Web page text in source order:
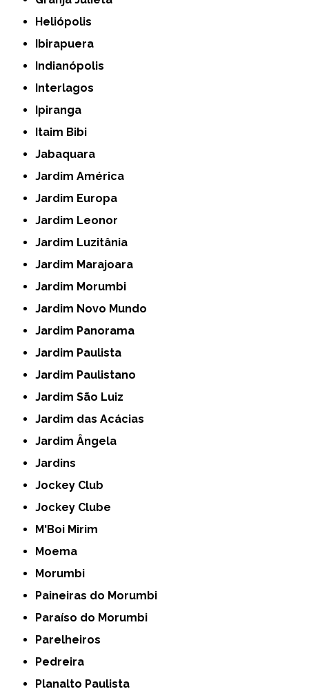
Heliópolis
Ibirapuera
Indianópolis
Interlagos
Ipiranga
Itaim Bibi
Jabaquara
Jardim América
Jardim Europa
Jardim Leonor
Jardim Luzitânia
Jardim Marajoara
Jardim Morumbi
Jardim Novo Mundo
Jardim Panorama
Jardim Paulista
Jardim Paulistano
Jardim São Luiz
Jardim das Acácias
Jardim Ângela
Jardins
Jockey Club
Jockey Clube
M'Boi Mirim
Moema
Morumbi
Paineiras do Morumbi
Paraíso do Morumbi
Parelheiros
Pedreira
Planalto Paulista